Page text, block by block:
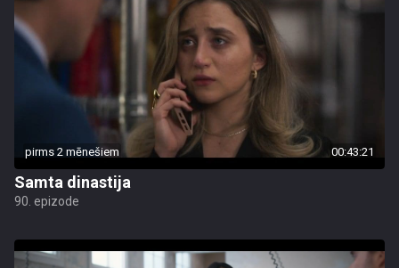
pirms 2 mēnešiem 00:43:21
Samta dinastija
90. epizode